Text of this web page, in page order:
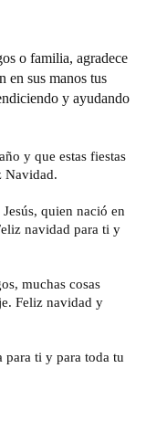
o familia, agradece
en sus manos tus
y ayudando
y que estas fiestas
Navidad.
quien nació en
navidad para ti y
muchas cosas
Feliz navidad y
para ti y para toda tu